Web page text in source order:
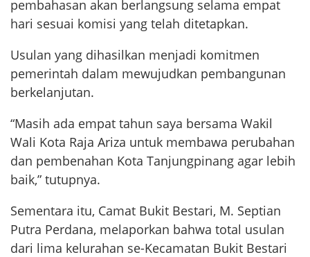
pembahasan akan berlangsung selama empat
hari sesuai komisi yang telah ditetapkan.
Usulan yang dihasilkan menjadi komitmen
pemerintah dalam mewujudkan pembangunan
berkelanjutan.
“Masih ada empat tahun saya bersama Wakil
Wali Kota Raja Ariza untuk membawa perubahan
dan pembenahan Kota Tanjungpinang agar lebih
baik,” tutupnya.
Sementara itu, Camat Bukit Bestari, M. Septian
Putra Perdana, melaporkan bahwa total usulan
dari lima kelurahan se-Kecamatan Bukit Bestari